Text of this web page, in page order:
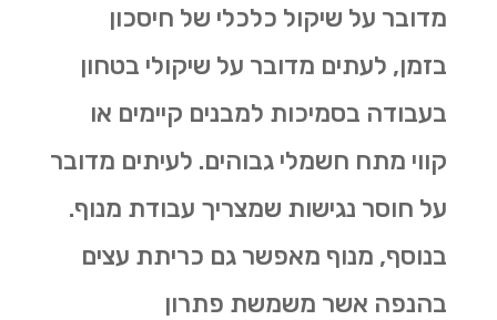
מדובר על שיקול כלכלי של חיסכון
בזמן, לעתים מדובר על שיקולי בטחון
בעבודה בסמיכות למבנים קיימים או
קווי מתח חשמלי גבוהים. לעיתים מדובר
על חוסר נגישות שמצריך עבודת מנוף.
בנוסף, מנוף מאפשר גם כריתת עצים
בהנפה אשר משמשת פתרון